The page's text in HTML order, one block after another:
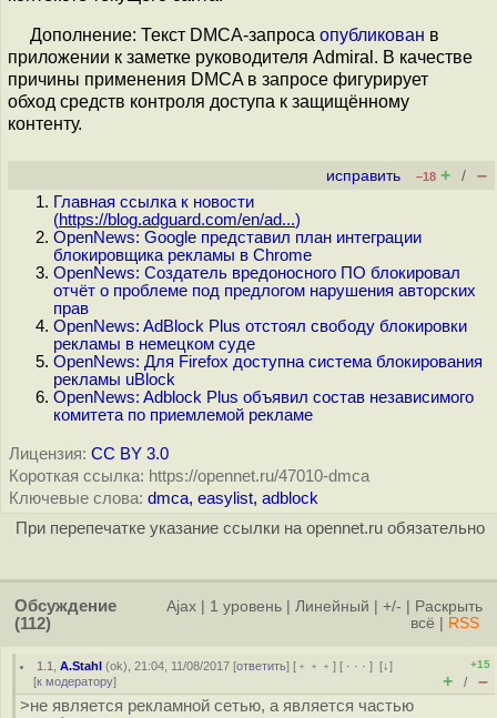
Дополнение: Текст DMCA-запроса опубликован в
приложении к заметке руководителя Admiral. В качестве
причины применения DMCA в запросе фигурирует
обход средств контроля доступа к защищённому
контенту.
исправить –18 + / –
Главная ссылка к новости
(https://blog.adguard.com/en/ad...)
OpenNews: Google представил план интеграции
блокировщика рекламы в Chrome
OpenNews: Создатель вредоносного ПО блокировал
отчёт о проблеме под предлогом нарушения авторских
прав
OpenNews: AdBlock Plus отстоял свободу блокировки
рекламы в немецком суде
OpenNews: Для Firefox доступна система блокирования
рекламы uBlock
OpenNews: Adblock Plus объявил состав независимого
комитета по приемлемой рекламе
Лицензия: CC BY 3.0
Короткая ссылка: https://opennet.ru/47010-dmca
Ключевые слова: dmca, easylist, adblock
При перепечатке указание ссылки на opennet.ru обязательно
Обсуждение
(112)
Ajax 1 уровень Линейный +/-
Раскрыть
всё
RSS
1.1 ,A.Stahl (ok), 21:04, 11/08/2017 [ответить] [ ﹢﹢﹢] [ · · ·][↓]
[к модератору]
+15
+ / –
>не является рекламной сетью, а является частью